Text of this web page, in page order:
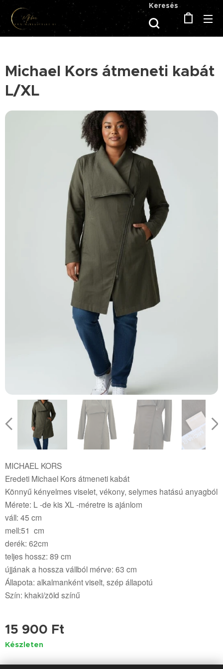
Keresés
Michael Kors átmeneti kabát
L/XL
MICHAEL KORS
Eredeti Michael Kors átmeneti kabát
Könnyű kényelmes viselet, vékony, selymes hatású anyagból
Mérete: L -de kis XL -méretre is ajánlom
váll: 45 cm
mell:51 cm
derék: 62cm
teljes hossz: 89 cm
újjának a hossza vállból mérve: 63 cm
Állapota: alkalmanként viselt, szép állapotú
Szín: khaki/zöld színű
15 900 Ft
Készleten